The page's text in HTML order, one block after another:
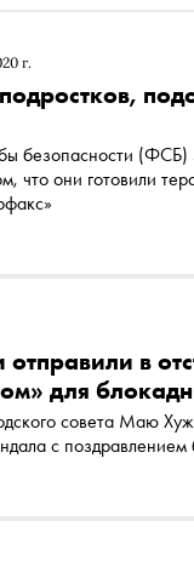
г.
безопасности
что они готовили
«Интерфакс»
отправили в
для
совета Маю
с